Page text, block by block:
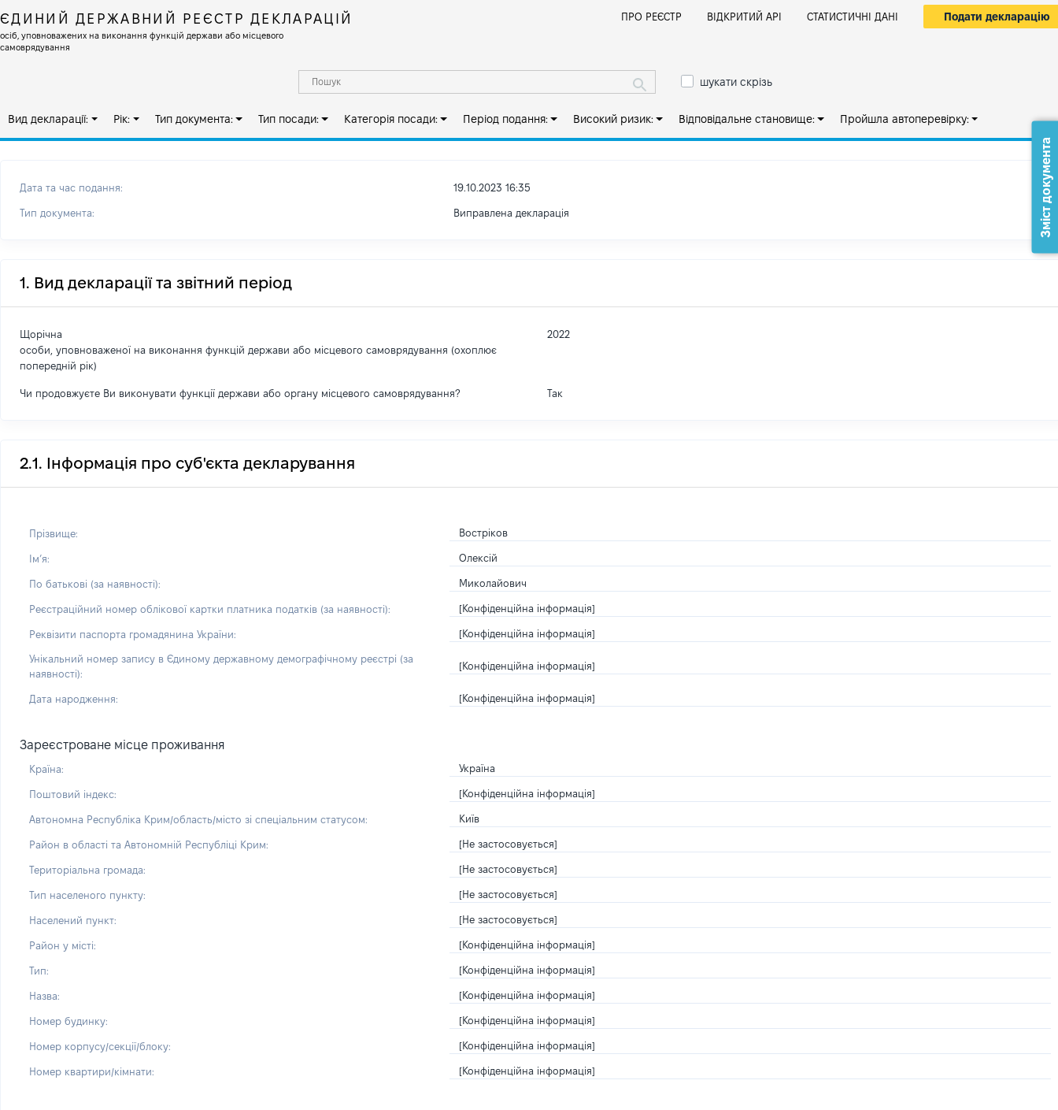
ЄДИНИЙ ДЕРЖАВНИЙ РЕЄСТР ДЕКЛАРАЦІЙ
осіб, уповноважених на виконання функцій держави або місцевого
самоврядування
ПРО РЕЄСТР ВІДКРИТИЙ АРІ СТАТИСТИЧНІ ДАНІ Подати декларацію
шукати скрізь
Вид декларації: Рік: Тип документа: Тип посади: Категорія посади: Період подання: Високий ризик: Відповідальне становище: Пройшла автоперевірку:
Дата та час подання: 19.10.2023 16:35
Тип документа: Виправлена декларація
1. Вид декларації та звітний період
Щорічна
особи, уповноваженої на виконання функцій держави або місцевого самоврядування (охоплює
попередній рік)
2022
Чи продовжуєте Ви виконувати функції держави або органу місцевого самоврядування? Так
2.1. Інформація про суб'єкта декларування
Прізвище: Востріков
Імʼя: Олексій
По батькові (за наявності): Миколайович
Реєстраційний номер облікової картки платника податків (за наявності): [Конфіденційна інформація]
Реквізити паспорта громадянина України: [Конфіденційна інформація]
Унікальний номер запису в Єдиному державному демографічному реєстрі (за
наявності):
[Конфіденційна інформація]
Дата народження: [Конфіденційна інформація]
Зареєстроване місце проживання
Країна: Україна
Поштовий індекс: [Конфіденційна інформація]
Автономна Республіка Крим/область/місто зі спеціальним статусом: Київ
Район в області та Автономній Республіці Крим: [Не застосовується]
Територіальна громада: [Не застосовується]
Тип населеного пункту: [Не застосовується]
Населений пункт: [Не застосовується]
Район у місті: [Конфіденційна інформація]
Тип: [Конфіденційна інформація]
Назва: [Конфіденційна інформація]
Номер будинку: [Конфіденційна інформація]
Номер корпусу/секції/блоку: [Конфіденційна інформація]
Номер квартири/кімнати: [Конфіденційна інформація]
Зміст документа